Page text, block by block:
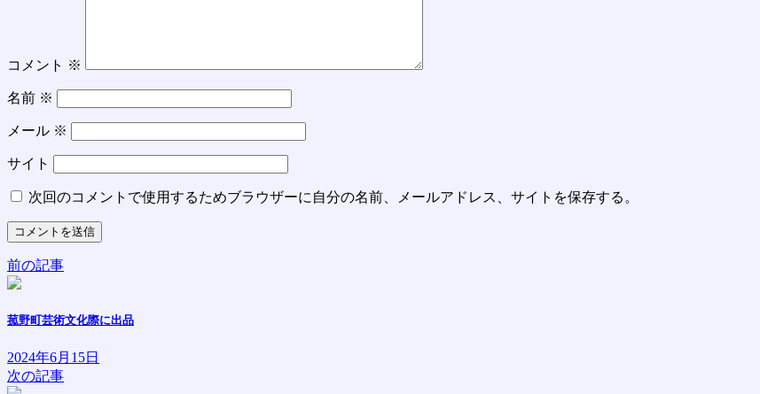
コメント ※
名前 ※
メール ※
サイト
次回のコメントで使用するためブラウザーに自分の名前、メールアドレス、サイトを保存する。
前の記事
菰野町芸術文化際に出品
2024年6月15日
次の記事